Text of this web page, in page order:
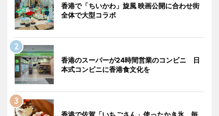
香港で「ちいかわ」旋風 映画公開に合わせ街
全体で大型コラボ
香港のスーパーが24時間営業のコンビニ 日
本式コンビニに香港食文化を